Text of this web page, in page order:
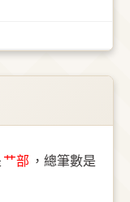
⺾部 ，總筆數是